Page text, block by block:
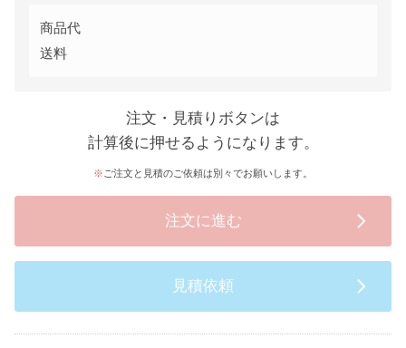
商品代
送料
注文・見積りボタンは
計算後に押せるようになります。
ご注文と見積のご依頼は別々でお願いします。
注文に進む
見積依頼